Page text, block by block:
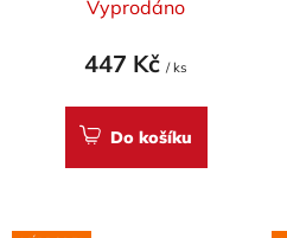
Vyprodáno
447 Kč / ks
Do košíku